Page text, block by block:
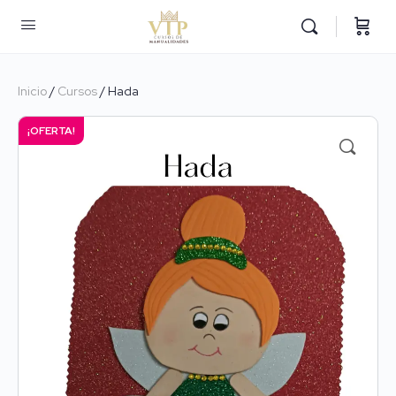
Inicio/ Cursos/ Hada
¡OFERTA!